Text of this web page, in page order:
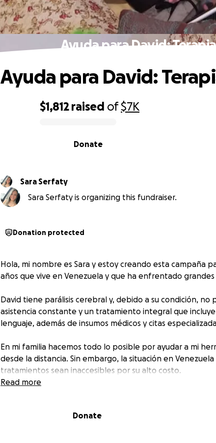
Ayuda para David:
$1,812 raised of$7K
Donate
Ayuda para David:
Sara Serfaty
Sara Serfaty is organizing this fundraiser.
Donation protected
Hola, mi nombre es Sara y estoy creando esta campaña
años que vive en Venezuela y que ha enfrentado
David tiene parálisis cerebral y, debido a su condición, no
asistencia constante y un tratamiento integral que
lenguaje, además de insumos médicos y citas
En mi familia hacemos todo lo posible por ayudar a mi
desde la distancia. Sin embargo, la situación en
tratamientos sean inaccesibles por su alto costo.
Read more
Donate